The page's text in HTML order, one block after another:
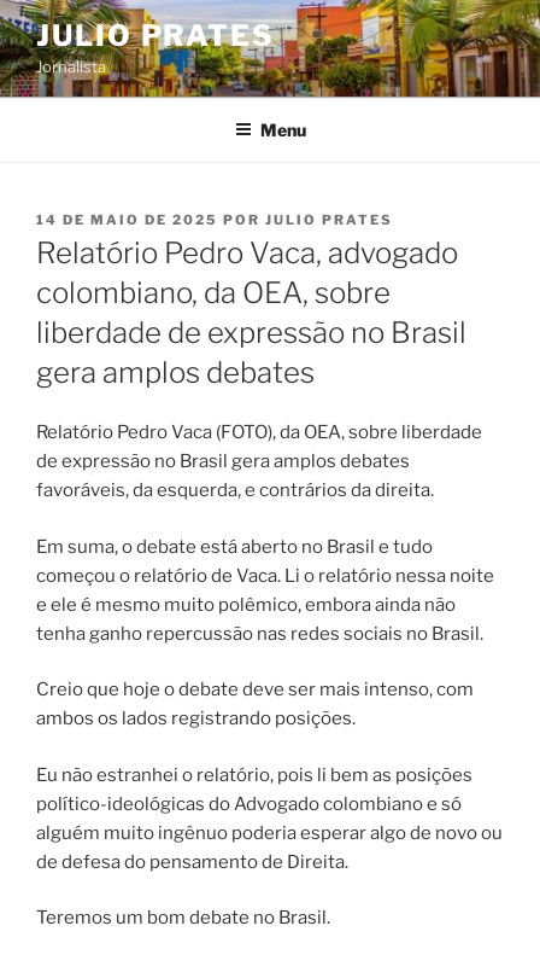
Pular
para
o
conteúdo
JULIO PRATES
Jornalista
Menu
PUBLICADO
EM
14 DE MAIO DE 2025 POR JULIO PRATES
Relatório Pedro Vaca, advogado
colombiano, da OEA, sobre
liberdade de expressão no Brasil
gera amplos debates
Relatório Pedro Vaca (FOTO), da OEA, sobre liberdade
de expressão no Brasil gera amplos debates
favoráveis, da esquerda, e contrários da direita.
Em suma, o debate está aberto no Brasil e tudo
começou o relatório de Vaca. Li o relatório nessa noite
e ele é mesmo muito polêmico, embora ainda não
tenha ganho repercussão nas redes sociais no Brasil.
Creio que hoje o debate deve ser mais intenso, com
ambos os lados registrando posições.
Eu não estranhei o relatório, pois li bem as posições
político-ideológicas do Advogado colombiano e só
alguém muito ingênuo poderia esperar algo de novo ou
de defesa do pensamento de Direita.
Teremos um bom debate no Brasil.